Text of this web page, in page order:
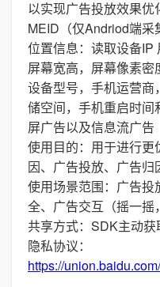
以实现广告投放效果优
MEID（仅Andriod端采
位置信息：读取设备IP
屏幕宽高，屏幕像素密
设备型号，手机运营
储空间，手机重启时
屏广告以及信息流广告
使用目的：用于进行
因、广告投放、广告
使用场景范围：广告
全、广告交互（摇一摇
共享方式：SDK主动获
隐私协议：
https://